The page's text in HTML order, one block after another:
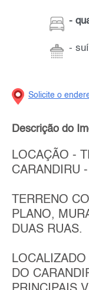
-
-
Solicite o
Descrição do
LOCAÇÃO -
CARANDIRU
TERRENO
PLANO,
DUAS RUAS.
DO